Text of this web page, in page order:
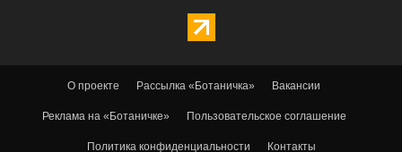
О проекте Рассылка «Ботаничка» Вакансии
Реклама на «Ботаничке» Пользовательское соглашение
Политика конфиденциальности Контакты